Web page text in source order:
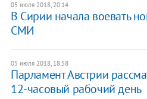
05 июля 2018, 20:14
В Сирии начала воевать
СМИ
05 июля 2018, 18:58
Парламент Австрии
12-часовый рабочий день